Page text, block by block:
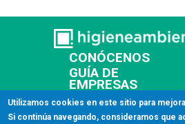
CONÓCENOS
GUÍA DE
EMPRESAS
CONTACTAR
Utilizamos cookies en este sitio para
Si continúa navegando, consideramos que